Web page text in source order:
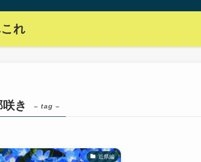
れ
き – tag –
近県編